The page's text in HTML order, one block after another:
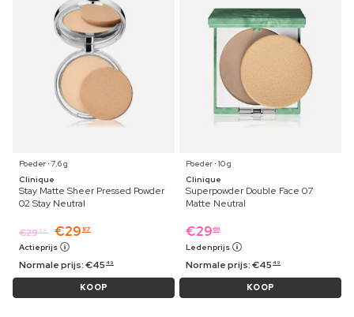
Poeder ⋅ 7,6 g
Clinique
Stay Matte Sheer Pressed Powder
02 Stay Neutral
€29 69 €29 87
Actieprijs
Normale prijs:€45 49
KOOP
Poeder ⋅ 10 g
Clinique
Superpowder Double Face 07
Matte Neutral
€29 69
Ledenprijs
Normale prijs:€45 49
KOOP